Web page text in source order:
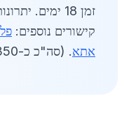
קישורים נוספים:
אתא. (סה"כ כ-1350 מילים)